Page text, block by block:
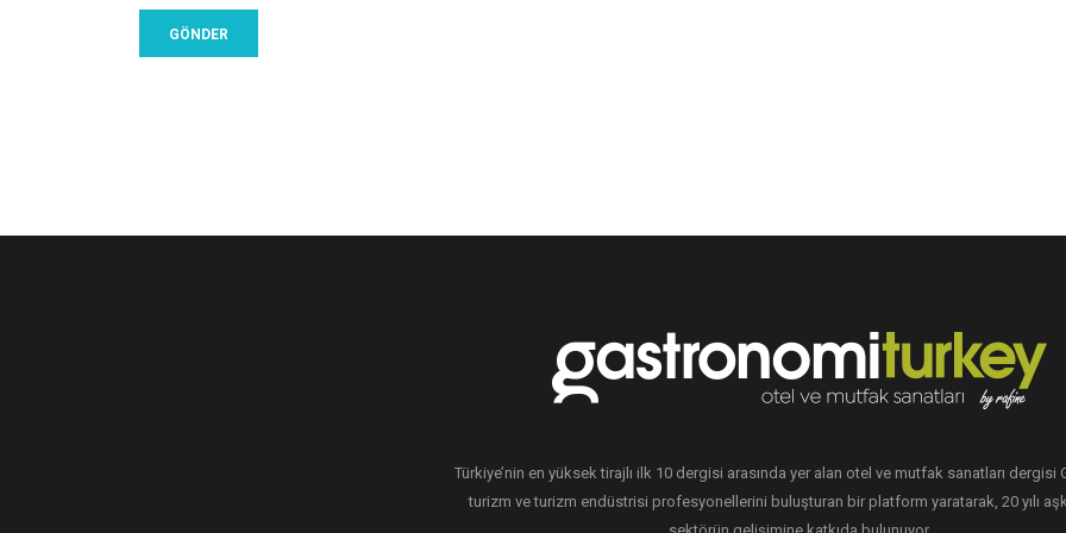
Türkiye’nin en yüksek tirajlı ilk 10 dergisi arasında yer alan otel ve mutfak sanatları dergisi
turizm ve turizm endüstrisi profesyonellerini buluşturan bir platform yaratarak, 20 yılı